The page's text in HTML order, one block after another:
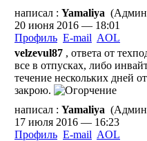
написал : Yamaliya
20 июня 2016 — 18:01
Профиль E-mail AOL
velzevul87 , ответа от
все в отпусках, либо
течение нескольких дней
закрою.
написал : Yamaliya
17 июля 2016 — 16:23
Профиль E-mail AOL